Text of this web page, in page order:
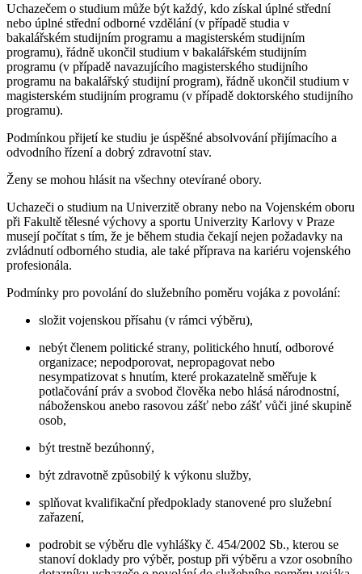
Uchazečem o studium může být každý, kdo získal úplné střední
nebo úplné střední odborné vzdělání (v případě studia v
bakalářském studijním programu a magisterském studijním
programu), řádně ukončil studium v bakalářském studijním
programu (v případě navazujícího magisterského studijního
programu na bakalářský studijní program), řádně ukončil studium v
magisterském studijním programu (v případě doktorského studijního
programu).
Podmínkou přijetí ke studiu je úspěšné absolvování přijímacího a
odvodního řízení a dobrý zdravotní stav.
Ženy se mohou hlásit na všechny otevírané obory.
Uchazeči o studium na Univerzitě obrany nebo na Vojenském oboru
při Fakultě tělesné výchovy a sportu Univerzity Karlovy v Praze
musejí počítat s tím, že je během studia čekají nejen požadavky na
zvládnutí odborného studia, ale také příprava na kariéru vojenského
profesionála.
Podmínky pro povolání do služebního poměru vojáka z povolání:
složit vojenskou přísahu (v rámci výběru),
nebýt členem politické strany, politického hnutí, odborové
organizace; nepodporovat, nepropagovat nebo
nesympatizovat s hnutím, které prokazatelně směřuje k
potlačování práv a svobod člověka nebo hlásá národnostní,
náboženskou anebo rasovou zášť nebo zášť vůči jiné skupině
osob,
být trestně bezúhonný,
být zdravotně způsobilý k výkonu služby,
splňovat kvalifikační předpoklady stanovené pro služební
zařazení,
podrobit se výběru dle vyhlášky č. 454/2002 Sb., kterou se
stanoví doklady pro výběr, postup při výběru a vzor osobního